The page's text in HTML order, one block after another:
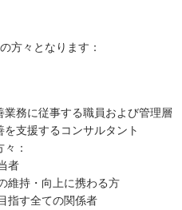
方々となります：
務に従事する職員および管理層
支援するコンサルタント
：
者
維持・向上に携わる方
指す全ての関係者